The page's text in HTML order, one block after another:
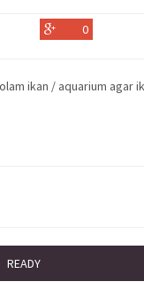
0
ikan / aquarium agar
READY